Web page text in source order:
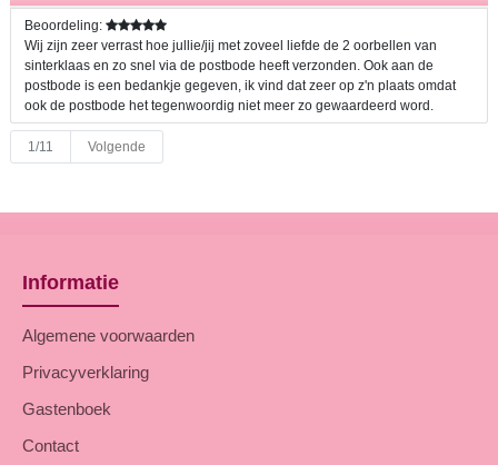
Beoordeling:
Wij zijn zeer verrast hoe jullie/jij met zoveel liefde de 2 oorbellen van
sinterklaas en zo snel via de postbode heeft verzonden. Ook aan de
postbode is een bedankje gegeven, ik vind dat zeer op z'n plaats omdat
ook de postbode het tegenwoordig niet meer zo gewaardeerd word.
1/11 Volgende
Informatie
Algemene voorwaarden
Privacyverklaring
Gastenboek
Contact